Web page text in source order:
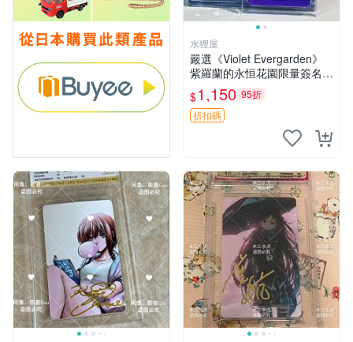
水狸屋
嚴選《Violet Evergarden》
紫羅蘭的永恒花園限量簽名
卡，3寸帶原裝卡磚 日本中古
收藏推薦 薇爾莉特 曜佳奈 筆
記本
$1,150 95折
折扣碼